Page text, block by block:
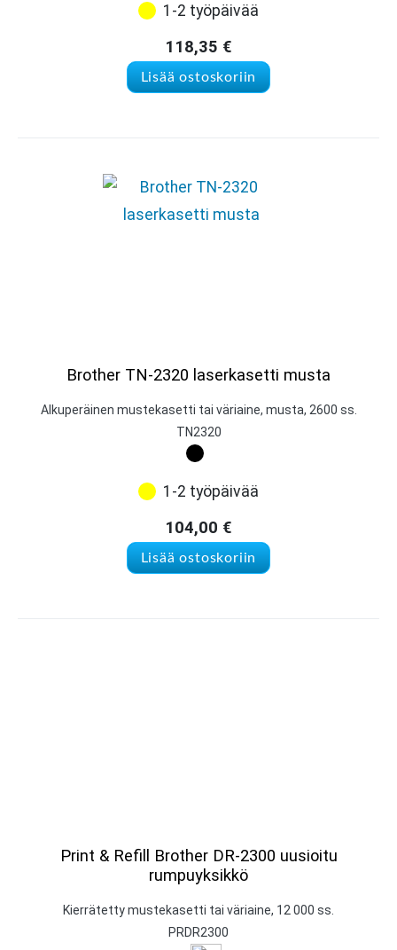
1-2 työpäivää
118,35 €
Lisää ostoskoriin
Brother TN-2320 laserkasetti musta
Alkuperäinen mustekasetti tai väriaine, musta, 2600 ss.
TN2320
1-2 työpäivää
104,00 €
Lisää ostoskoriin
Print & Refill Brother DR-2300 uusioitu
rumpuyksikkö
Kierrätetty mustekasetti tai väriaine, 12 000 ss.
PRDR2300